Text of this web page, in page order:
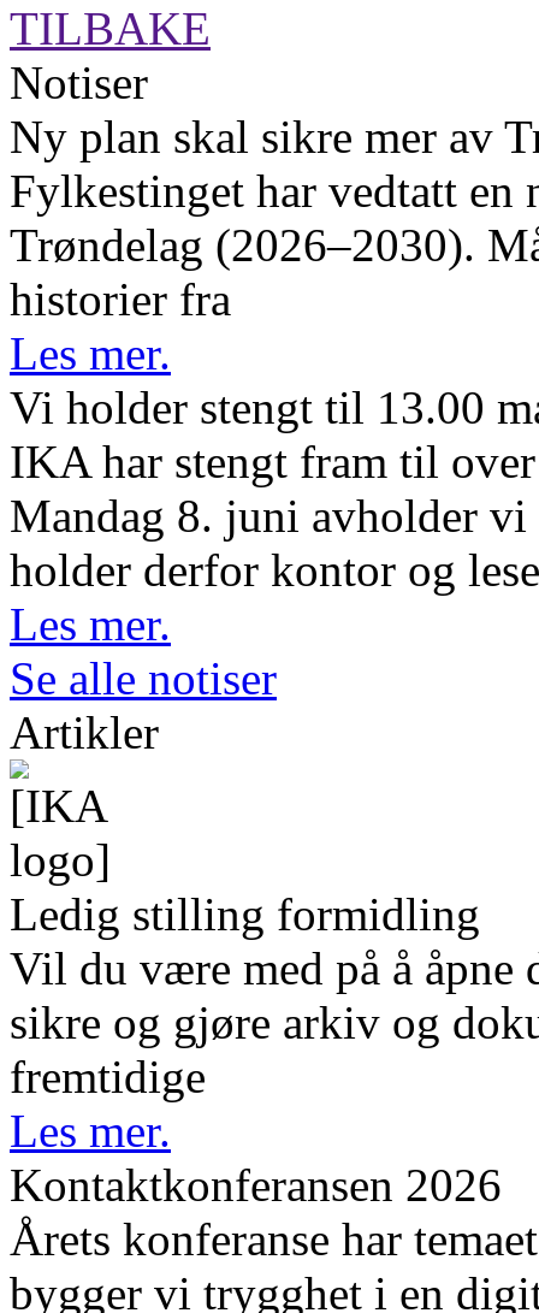
TILBAKE
Notiser
Ny plan skal sikre mer av
Fylkestinget har vedtatt
Trøndelag (2026–2030).
historier fra
Les mer.
Vi holder stengt til 13.00
IKA har stengt fram til
Mandag 8. juni avholder
holder derfor kontor og
Les mer.
Se alle notiser
Artikler
Ledig stilling formidling
Vil du være med på å
sikre og gjøre arkiv og
fremtidige
Les mer.
Kontaktkonferansen 2026
Årets konferanse har
bygger vi trygghet i en